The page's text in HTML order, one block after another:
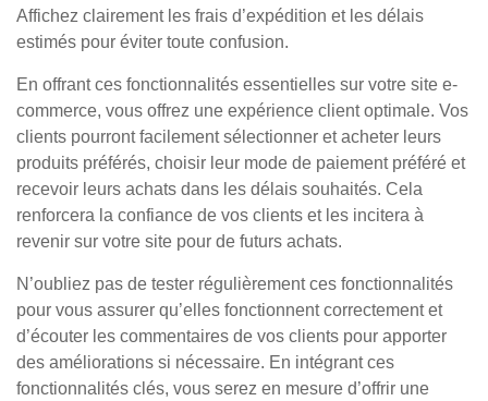
Affichez clairement les frais d’expédition et les délais
estimés pour éviter toute confusion.
En offrant ces fonctionnalités essentielles sur votre site e-
commerce, vous offrez une expérience client optimale. Vos
clients pourront facilement sélectionner et acheter leurs
produits préférés, choisir leur mode de paiement préféré et
recevoir leurs achats dans les délais souhaités. Cela
renforcera la confiance de vos clients et les incitera à
revenir sur votre site pour de futurs achats.
N’oubliez pas de tester régulièrement ces fonctionnalités
pour vous assurer qu’elles fonctionnent correctement et
d’écouter les commentaires de vos clients pour apporter
des améliorations si nécessaire. En intégrant ces
fonctionnalités clés, vous serez en mesure d’offrir une